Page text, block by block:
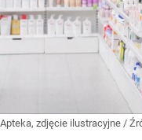
Apteka, zdjęcie ilustracyjne /